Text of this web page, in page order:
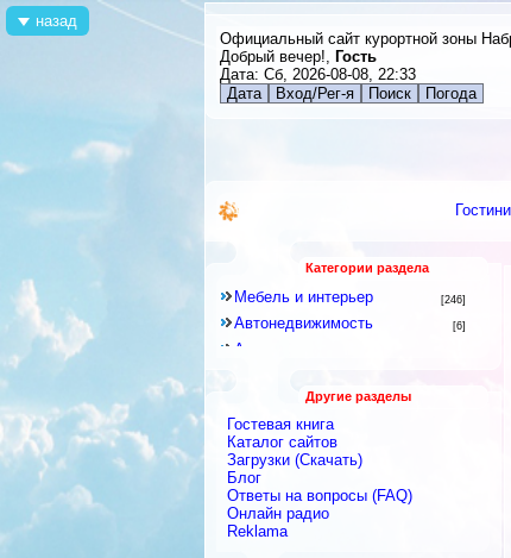
Официальный сайт курортной зоны
Добрый вечер!, Гость
Дата: Сб, 2026-08-08, 22:33
Дата
Вход/Рег-я Поиск Погода
Категории раздела
Мебель и интерьер [246]
Автонедвижимость [6]
Аренда квартир и комнат
Строительное оборудование
Перевозки
Посуточная аренда
Ремонтные и строительные
материалы
Строительные и ремонтные
работы
Другие разделы
Гостевая книга
Каталог сайтов
Загрузки (Скачать)
Блог
Ответы на вопросы (FAQ)
Онлайн радио
Reklama
назад